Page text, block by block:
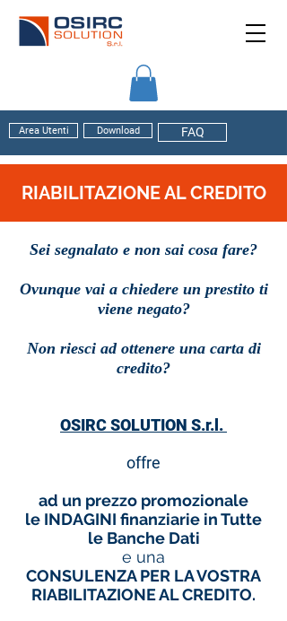
Area Utenti Download FAQ
RIABILITAZIONE AL CREDITO
Sei segnalato e non sai cosa fare?
Ovunque vai a chiedere un prestito ti
viene negato?
Non riesci ad ottenere una carta di
credito?
OSIRC SOLUTION S.r.l.
offre
ad un prezzo promozionale
le INDAGINI finanziarie in Tutte
le Banche Dati
e una
CONSULENZA PER LA VOSTRA
RIABILITAZIONE AL CREDITO.